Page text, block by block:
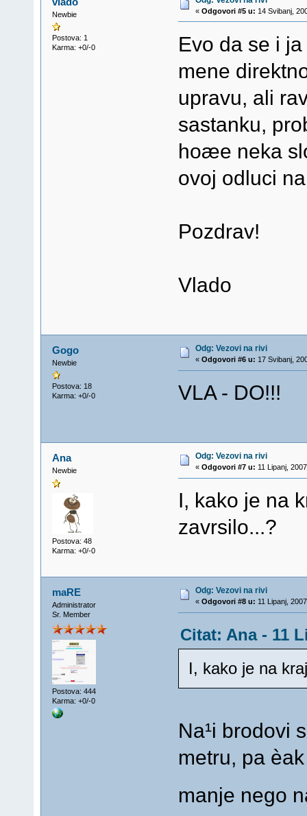
Newbie
Postova: 1
Karma: +0/-0
« Odgovori #5 u: 14 Svibanj,
Evo da se i
mene
upravu, ali
sastanku,
hoæe neka
ovoj odluci
Pozdrav!
Vlado
Gogo
Newbie
Postova: 18
Karma: +0/-0
Odg: Vezovi na rivi
« Odgovori #6 u: 17 Svibanj,
VLA - DO!!!
Ana
Newbie
Postova: 48
Karma: +0/-0
Odg: Vezovi na rivi
« Odgovori #7 u: 11 Lipanj,
I, kako je na
zavrsilo...?
maRE
Administrator
Sr. Member
Postova: 444
Karma: +0/-0
Odg: Vezovi na rivi
« Odgovori #8 u: 11 Lipanj,
Citat: Ana - 11
I, kako je na
Na¹i brodovi
metru, pa
manje nego